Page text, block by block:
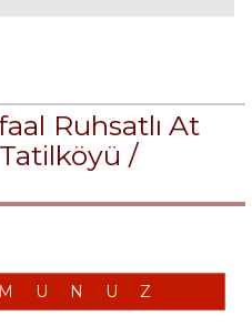
Ruhsatlı At
/